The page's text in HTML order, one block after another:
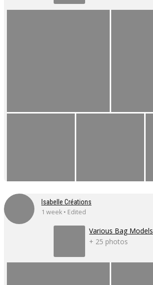
Isabelle Créations
1 week • Edited
Various Bag Models
+ 25 photos